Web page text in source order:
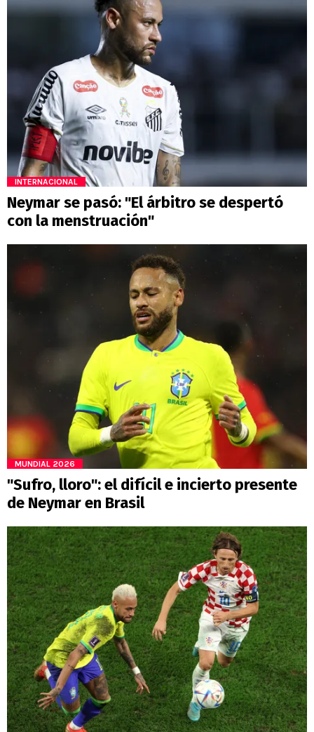
INTERNACIONAL
Neymar se pasó: "El árbitro se despertó
con la menstruación"
MUNDIAL 2026
"Sufro, lloro": el difícil e incierto presente
de Neymar en Brasil